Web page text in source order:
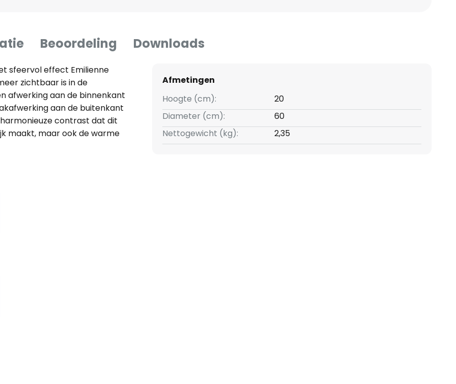
Beoordeling Downloads
sfeervol effect Emilienne
zichtbaar is in de
afwerking aan de binnenkant
aan de buitenkant
contrast dat dit
maakt, maar ook de warme
door de gouden binnenkant
en glamour in moderne
Afmetingen
Hoogte (cm):
20
Diameter (cm):
60
Nettogewicht (kg):
2,35